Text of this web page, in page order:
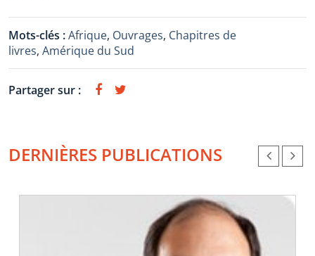
Mots-clés :Afrique, Ouvrages, Chapitres de
livres, Amérique du Sud
Partager sur :
DERNIÈRES PUBLICATIONS